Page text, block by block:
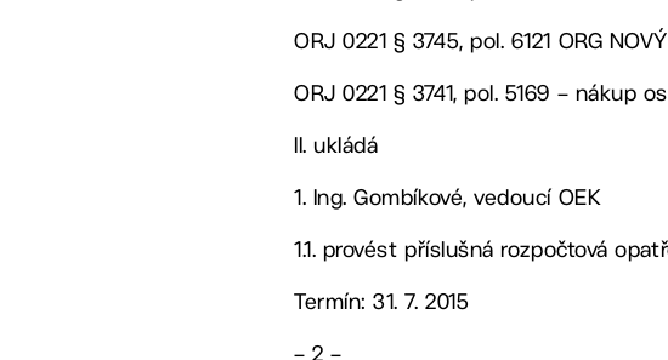
ORJ 0221 § 3745, pol. 6121 ORG
ORJ 0221 § 3741, pol. 5169 – nákup
II. ukládá
1. Ing. Gombíkové, vedoucí OEK
1.1. provést příslušná rozpočtová
Termín: 31. 7. 2015
– 2 –